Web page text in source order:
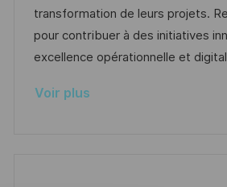
s
a
t
o
’
a
f
i
e
n
c
g
o
r
e
transformation de leurs projets.
pour contribuer à des initiatives
excellence opérationnelle et
Voir plus